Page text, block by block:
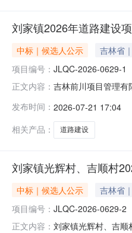
刘家镇2026年道路建设
中标｜候选人公示 吉林省
项目编号： JLQC-2026-0629-1
正文内容： 吉林前川项目管理
工总承包二级项目
发布时间： 2026-07-21 17:04
相关产品：
道路建设
刘家镇光辉村、吉顺村
中标｜候选人公示 吉林省
项目编号： JLQC-2026-0629-2
正文内容： 刘家镇光辉村、吉